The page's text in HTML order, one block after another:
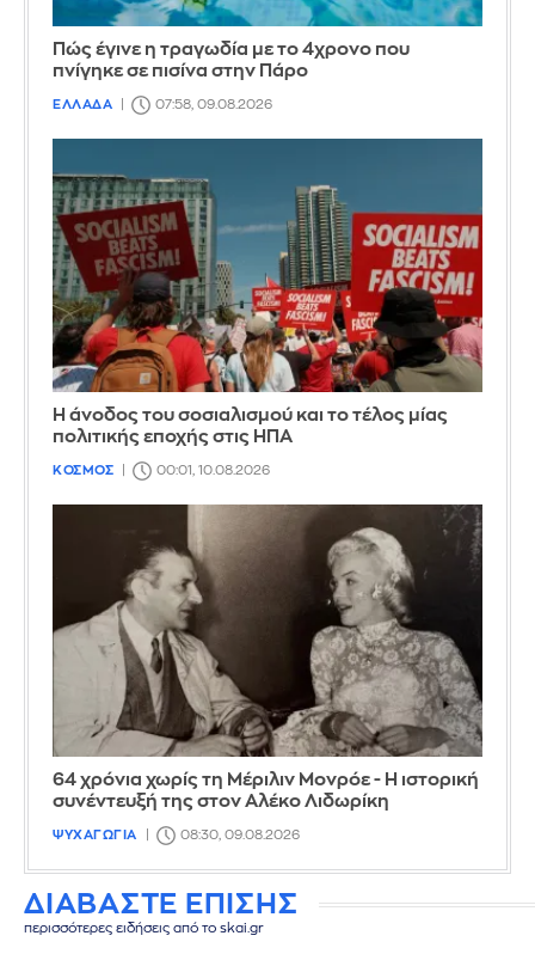
Πώς έγινε η τραγωδία με το 4χρονο που
πνίγηκε σε πισίνα στην Πάρο
ΕΛΛΑΔΑ 07:58, 09.08.2026
Η άνοδος του σοσιαλισμού και το τέλος μίας
πολιτικής εποχής στις ΗΠΑ
ΚΟΣΜΟΣ 00:01, 10.08.2026
64 χρόνια χωρίς τη Μέριλιν Μονρόε - Η ιστορική
συνέντευξή της στον Αλέκο Λιδωρίκη
ΨΥΧΑΓΩΓΙΑ 08:30, 09.08.2026
ΔΙΑΒΑΣΤΕ ΕΠΙΣΗΣ
περισσότερες ειδήσεις από το skai.gr